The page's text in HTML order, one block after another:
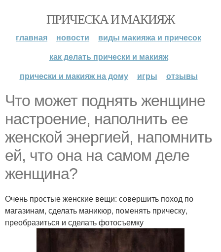
ПРИЧЕСКА И МАКИЯЖ
главная новости
виды макияжа и причесок
как делать прически и макияж
прически и макияж на дому
игры отзывы
Что может поднять женщине
настроение, наполнить ее
женской энергией, напомнить
ей, что она на самом деле
женщина?
Очень простые женские вещи: совершить поход по
магазинам, сделать маникюр, поменять прическу,
преобразиться и сделать фотосъемку